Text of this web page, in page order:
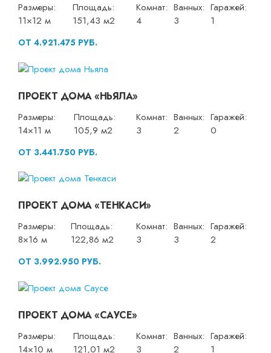
Размеры:
11×12 м
Площадь:
151,43 м2
Комнат:
4
Ванных:
3
Гаражей:
1
ОТ 4.921.475 РУБ.
ПРОЕКТ ДОМА «НЬЯЛА»
Размеры:
14×11 м
Площадь:
105,9 м2
Комнат:
3
Ванных:
2
Гаражей:
0
ОТ 3.441.750 РУБ.
ПРОЕКТ ДОМА «ТЕНКАСИ»
Размеры:
8×16 м
Площадь:
122,86 м2
Комнат:
3
Ванных:
3
Гаражей:
2
ОТ 3.992.950 РУБ.
ПРОЕКТ ДОМА «САУСЕ»
Размеры:
14×10 м
Площадь:
121,01 м2
Комнат:
3
Ванных:
2
Гаражей:
1